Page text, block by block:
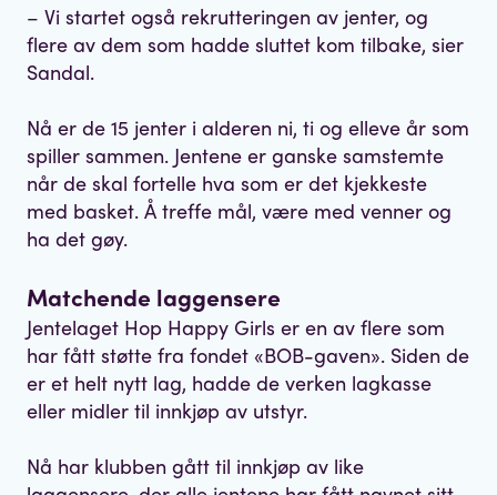
– Vi startet også rekrutteringen av jenter, og
flere av dem som hadde sluttet kom tilbake, sier
Sandal.
Nå er de 15 jenter i alderen ni, ti og elleve år som
spiller sammen. Jentene er ganske samstemte
når de skal fortelle hva som er det kjekkeste
med basket. Å treffe mål, være med venner og
ha det gøy.
Matchende laggensere
Jentelaget Hop Happy Girls er en av flere som
har fått støtte fra fondet «BOB-gaven». Siden de
er et helt nytt lag, hadde de verken lagkasse
eller midler til innkjøp av utstyr.
Nå har klubben gått til innkjøp av like